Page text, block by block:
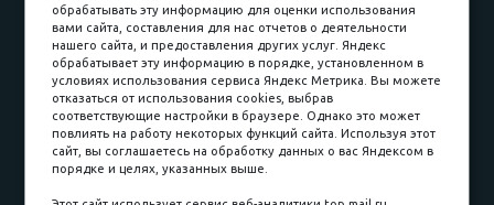
Принимаем к оплате
Наличные
пл. Соляная, 6, стр. 16
обрабатывать эту информацию для оценки использования
вами сайта, составления для нас отчетов о деятельности
нашего сайта, и предоставления других услуг. Яндекс
обрабатывает эту информацию в порядке, установленном в
условиях использования сервиса Яндекс Метрика. Вы можете
отказаться от использования cookies, выбрав
соответствующие настройки в браузере. Однако это может
повлиять на работу некоторых функций сайта. Используя этот
сайт, вы соглашаетесь на обработку данных о вас Яндексом в
порядке и целях, указанных выше.